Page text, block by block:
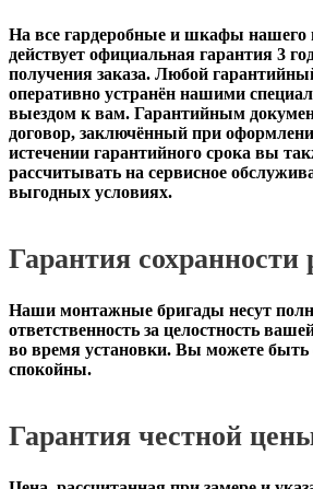
На все гардеробные и шкафы нашего
действует официальная гарантия 3
получения заказа. Любой
оперативно устранён нашими
выездом к вам. Гарантийным
договор, заключённый при
истечении гарантийного срока вы
рассчитывать на сервисное
выгодных условиях.
Гарантия сохранности
Наши монтажные бригады несут
ответственность за целостность
во время установки. Вы можете быть
спокойны.
Гарантия честной